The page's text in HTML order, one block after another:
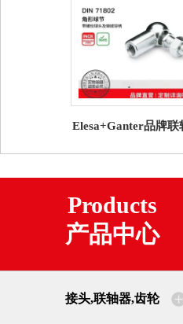
Elesa+Ganter品牌联
带螺纹球头及铆
Products
产品中心
接头,联轴器,齿轮